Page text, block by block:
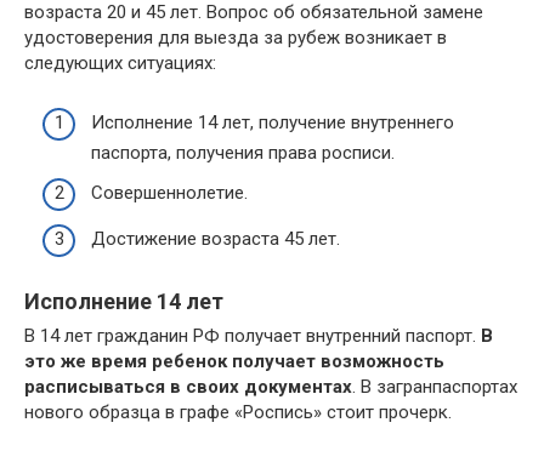
возраста 20 и 45 лет. Вопрос об обязательной замене
удостоверения для выезда за рубеж возникает в
следующих ситуациях:
Исполнение 14 лет, получение внутреннего
паспорта, получения права росписи.
Совершеннолетие.
Достижение возраста 45 лет.
Исполнение 14 лет
В 14 лет гражданин РФ получает внутренний паспорт. В
это же время ребенок получает возможность
расписываться в своих документах. В загранпаспортах
нового образца в графе «Роспись» стоит прочерк.